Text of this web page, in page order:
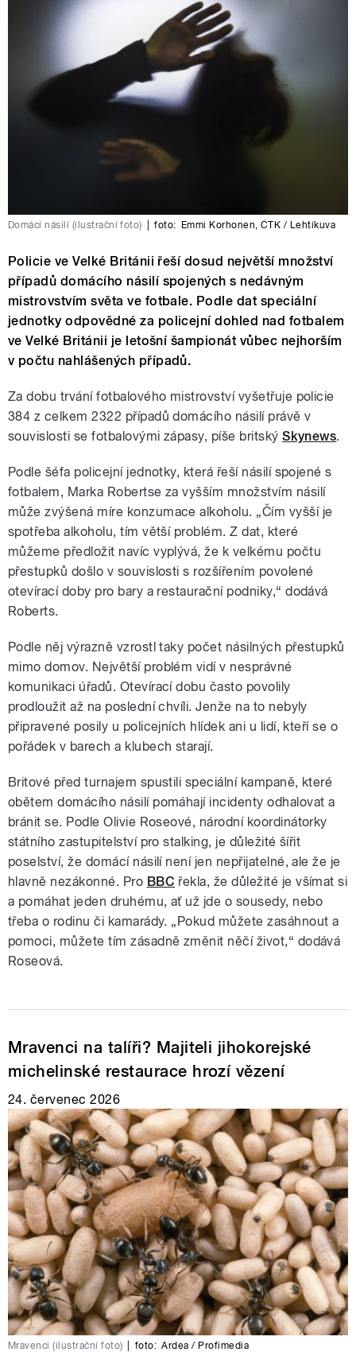
Domácí násilí (ilustrační foto) foto: Emmi Korhonen ČTK / Lehtikuva
Policie ve Velké Británii řeší dosud největší množství
případů domácího násilí spojených s nedávným
mistrovstvím světa ve fotbale. Podle dat speciální
jednotky odpovědné za policejní dohled nad fotbalem
ve Velké Británii je letošní šampionát vůbec nejhorším
v počtu nahlášených případů.
Za dobu trvání fotbalového mistrovství vyšetřuje policie
384 z celkem 2322 případů domácího násilí právě v
souvislosti se fotbalovými zápasy, píše britskýSkynews.
Podle šéfa policejní jednotky, která řeší násilí spojené s
fotbalem, Marka Robertse za vyšším množstvím násilí
může zvýšená míre konzumace alkoholu. „Čím vyšší je
spotřeba alkoholu, tím větší problém. Z dat, které
můžeme předložit navíc vyplývá, že k velkému počtu
přestupků došlo v souvislosti s rozšířením povolené
otevírací doby pro bary a restaurační podniky,“ dodává
Roberts.
Podle něj výrazně vzrostl taky počet násilných přestupků
mimo domov. Největší problém vidí v nesprávné
komunikaci úřadů. Otevírací dobu často povolily
prodloužit až na poslední chvíli. Jenže na to nebyly
připravené posily u policejních hlídek ani u lidí, kteří se o
pořádek v barech a klubech starají.
Britové před turnajem spustili speciální kampaně, které
obětem domácího násilí pomáhají incidenty odhalovat a
bránit se. Podle Olivie Roseové, národní koordinátorky
státního zastupitelství pro stalking, je důležité šířit
poselství, že domácí násilí není jen nepřijatelné, ale že je
hlavně nezákonné. Pro BBC řekla, že důležité je všímat si
a pomáhat jeden druhému, ať už jde o sousedy, nebo
třeba o rodinu či kamarády. „Pokud můžete zasáhnout a
pomoci, můžete tím zásadně změnit něčí život,“ dodává
Roseová.
Mravenci na talíři? Majiteli jihokorejské
michelinské restaurace hrozí vězení
24. červenec 2026
Mravenci (ilustrační foto) foto: Ardea / Profimedia